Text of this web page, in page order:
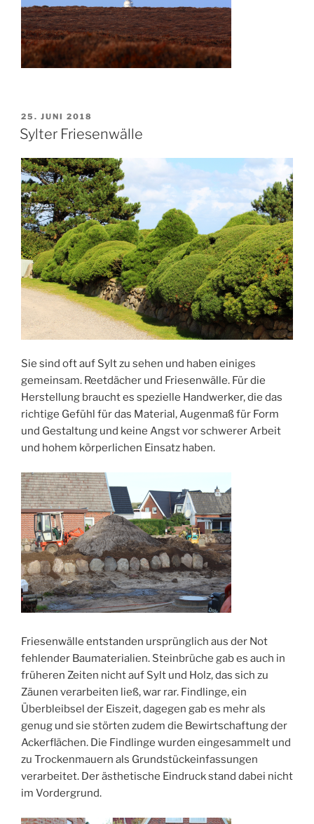
VERÖFFENTLICHT
AM
25. JUNI 2018
Sylter Friesenwälle
Sie sind oft auf Sylt zu sehen und haben einiges
gemeinsam. Reetdächer und Friesenwälle. Für die
Herstellung braucht es spezielle Handwerker, die das
richtige Gefühl für das Material, Augenmaß für Form
und Gestaltung und keine Angst vor schwerer Arbeit
und hohem körperlichen Einsatz haben.
Friesenwälle entstanden ursprünglich aus der Not
fehlender Baumaterialien. Steinbrüche gab es auch in
früheren Zeiten nicht auf Sylt und Holz, das sich zu
Zäunen verarbeiten ließ, war rar. Findlinge, ein
Überbleibsel der Eiszeit, dagegen gab es mehr als
genug und sie störten zudem die Bewirtschaftung der
Ackerflächen. Die Findlinge wurden eingesammelt und
zu Trockenmauern als Grundstückeinfassungen
verarbeitet. Der ästhetische Eindruck stand dabei nicht
im Vordergrund.